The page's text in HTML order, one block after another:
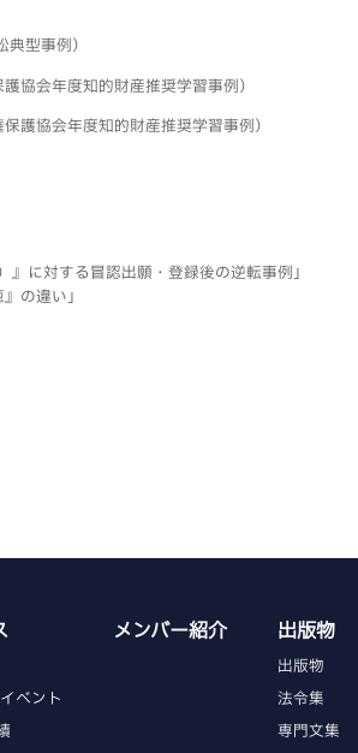
型事例）
協会年度知的財産推奨学習事例）
護協会年度知的財産推奨学習事例）
に対する冒認出願・登録後の逆転事例」
の違い」
ベント
メンバー紹介 出版物
出版物
法令集
専門文集